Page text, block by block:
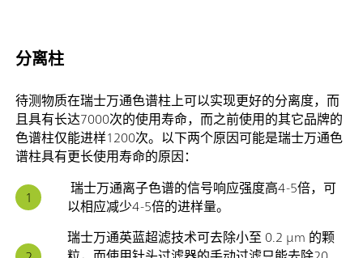
分离柱
待测物质在瑞士万通色谱柱上可以实现更好的分离度，而
且具有长达7000次的使用寿命，而之前使用的其它品牌的
色谱柱仅能进样1200次。以下两个原因可能是瑞士万通色
谱柱具有更长使用寿命的原因：
瑞士万通离子色谱的信号响应强度高4-5倍，可
以相应减少4-5倍的进样量。
瑞士万通英蓝超滤技术可去除小至 0.2 μm 的颗